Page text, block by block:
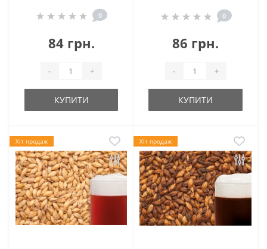
0
84 грн.
- +
КУПИТИ
0
86 грн.
- +
КУПИТИ
Хіт продаж Хіт продаж